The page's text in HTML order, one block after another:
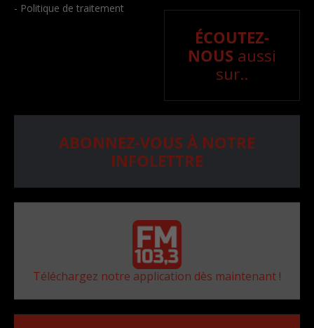
- Politique de traitement
ÉCOUTEZ-
NOUS aussi
sur..
ABONNEZ-VOUS À NOTRE
INFOLETTRE
Téléchargez notre application dès maintenant !